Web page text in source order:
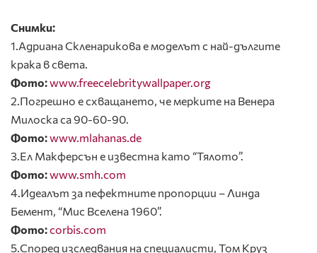
Снимки:
1.Адриана Скленарикова е моделът с най-дългите
крaка в света.
Фото:www.freecelebritywallpaper.org
2.Погрешно е схващането, че мерките на Венера
Милоска са 90-60-90.
Фото:www.mlahanas.de
3.Ел Макферсън е известна като “Тялото”.
Фото:www.smh.com
4.Идеалът за пефектните пропорции – Линда
Бемент, “Мис Вселена 1960”.
Фото:corbis.com
5.Според изследвания на специалисти, Том Круз